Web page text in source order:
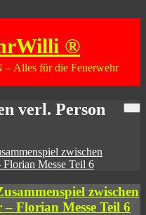
®
– Alles für die Feuerwehr
verl. Person
zwischen
Florian Messe Teil 6
zwischen
Florian Messe Teil 6